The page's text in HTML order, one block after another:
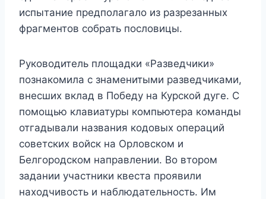
испытание предполагало из разрезанных
фрагментов собрать пословицы.
Руководитель площадки «Разведчики»
познакомила с знаменитыми разведчиками,
внесших вклад в Победу на Курской дуге. С
помощью клавиатуры компьютера команды
отгадывали названия кодовых операций
советских войск на Орловском и
Белгородском направлении. Во втором
задании участники квеста проявили
находчивость и наблюдательность. Им